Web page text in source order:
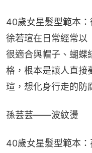
40歲女星髮型範本
徐若瑄在日常經常以
很適合與帽子、蝴蝶
格，根本是讓人直接
瑄，想化身行走的防
孫芸芸——波紋燙
40歲女星髮型範本